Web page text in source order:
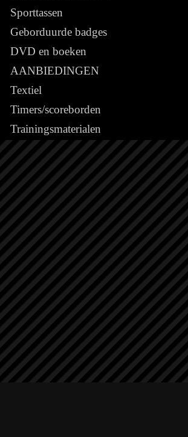
Sporttassen
Geborduurde badges
DVD en boeken
AANBIEDINGEN
Textiel
Timers/scoreborden
Trainingsmaterialen